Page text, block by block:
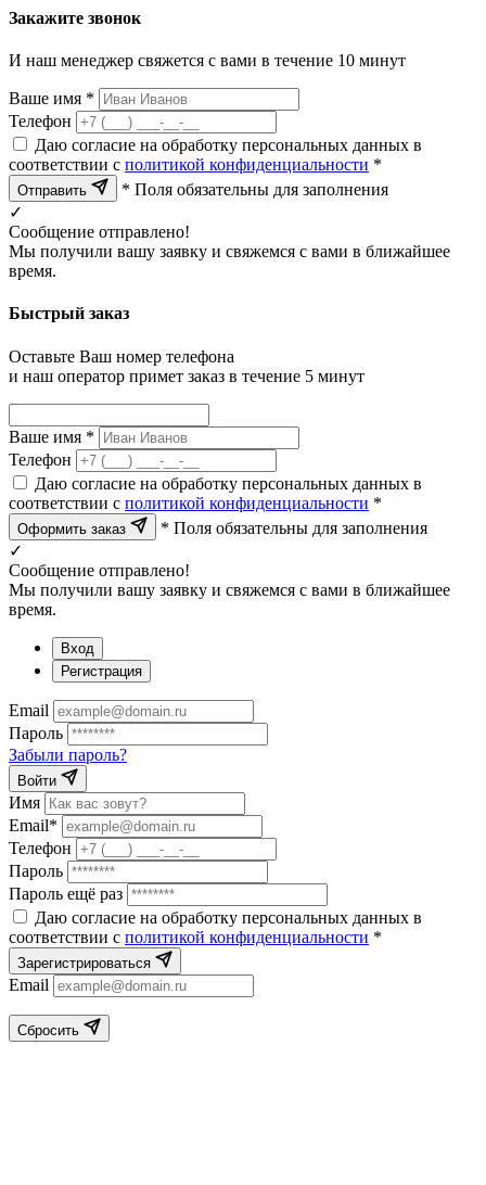
Закажите звонок
И наш менеджер свяжется с вами в течение 10 минут
Ваше имя *
Телефон
Даю согласие на обработку персональных данных в
соответствии с политикой конфиденциальности *
Отправить
* Поля обязательны для заполнения
✓
Сообщение отправлено!
Мы получили вашу заявку и свяжемся с вами в ближайшее
время.
Быстрый заказ
Оставьте Ваш номер телефона
и наш оператор примет заказ в течение 5 минут
Ваше имя *
Телефон
Даю согласие на обработку персональных данных в
соответствии с политикой конфиденциальности *
Оформить заказ
* Поля обязательны для заполнения
✓
Сообщение отправлено!
Мы получили вашу заявку и свяжемся с вами в ближайшее
время.
Вход
Регистрация
Email
Пароль
Забыли пароль?
Войти
Имя
Email*
Телефон
Пароль
Пароль ещё раз
Даю согласие на обработку персональных данных в
соответствии с политикой конфиденциальности *
Зарегистрироваться
Email
Сбросить